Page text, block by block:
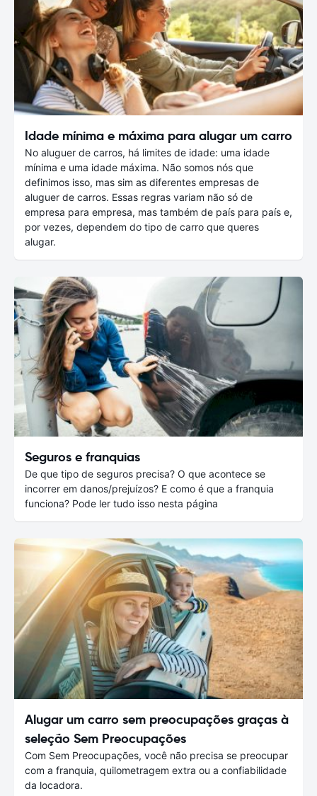
Idade mínima e máxima para alugar um carro
No aluguer de carros, há limites de idade: uma idade
mínima e uma idade máxima. Não somos nós que
definimos isso, mas sim as diferentes empresas de
aluguer de carros. Essas regras variam não só de
empresa para empresa, mas também de país para país e,
por vezes, dependem do tipo de carro que queres
alugar.
Seguros e franquias
De que tipo de seguros precisa? O que acontece se
incorrer em danos/prejuízos? E como é que a franquia
funciona? Pode ler tudo isso nesta página
Alugar um carro sem preocupações graças à
seleção Sem Preocupações
Com Sem Preocupações, você não precisa se preocupar
com a franquia, quilometragem extra ou a confiabilidade
da locadora.